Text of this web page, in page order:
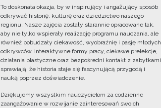
To doskonała okazja, by w inspirujący i angażujący sposób
odkrywać historię, kulturę oraz dziedzictwo naszego
regionu. Nasze zajęcia zostały starannie opracowane tak,
aby nie tylko wspierały realizację programu nauczania, ale
również pobudzały ciekawość, wyobraźnię i pasję młodych
odkrywców. Interaktywne formy pracy, ciekawe prelekcje,
działania plastyczne oraz bezpośredni kontakt z zabytkami
sprawiają, że historia staje się fascynującą przygodą i
nauką poprzez doświadczenie.
Dziękujemy wszystkim nauczycielom za codzienne
zaangażowanie w rozwijanie zainteresowań swoich